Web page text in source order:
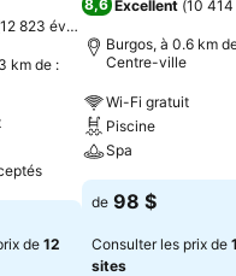
12 823 évaluations
km de :
de 12
8,6 Excellent (10
Burgos, à 0.6 km
Centre-ville
Wi-Fi gratuit
Piscine
Spa
de 98 $
Consulter les prix de
sites